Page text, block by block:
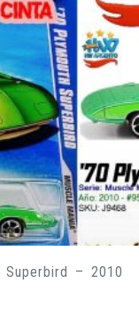
Superbird – 2010